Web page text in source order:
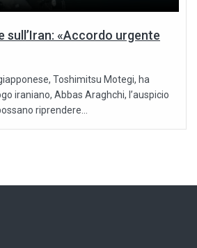
sull’Iran: «Accordo urgente
Toshimitsu Motegi, ha
iraniano, Abbas Araghchi, l’auspicio
riprendere...